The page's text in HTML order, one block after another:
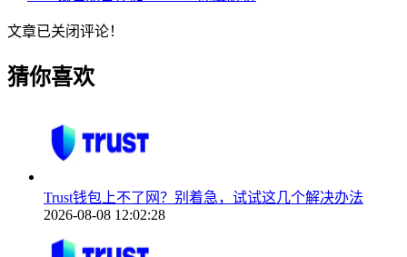
文章已关闭评论！
猜你喜欢
Trust钱包上不了网？别着急，试试这几个解决办法
2026-08-08 12:02:28